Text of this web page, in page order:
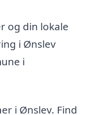
og din lokale
i Ønslev
i
i Ønslev. Find